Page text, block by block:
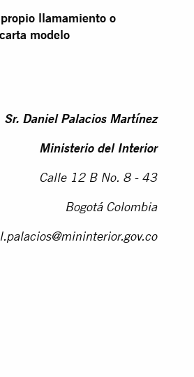
llamamiento o
modelo
Sr. Daniel Palacios Martínez
Ministerio del Interior
Calle 12 B No. 8 - 43
Bogotá Colombia